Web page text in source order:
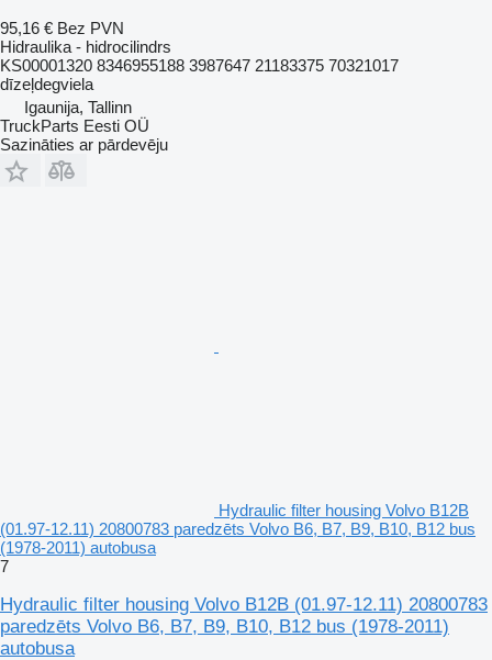
95,16 € Bez PVN
Hidraulika - hidrocilindrs
KS00001320 8346955188 3987647 21183375 70321017
dīzeļdegviela
Igaunija, Tallinn
TruckParts Eesti OÜ
Sazināties ar pārdevēju
Hydraulic filter housing Volvo B12B
(01.97-12.11) 20800783 paredzēts Volvo B6, B7, B9, B10, B12 bus
(1978-2011) autobusa
7
Hydraulic filter housing Volvo B12B (01.97-12.11) 20800783
paredzēts Volvo B6, B7, B9, B10, B12 bus (1978-2011)
autobusa